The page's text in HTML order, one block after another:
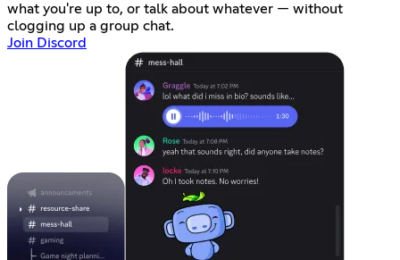
what you're up to, or talk about whatever — without
clogging up a group chat.
Join Discord